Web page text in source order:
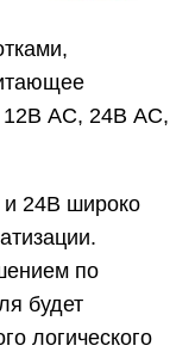
12В АС, 24В АС,
и 24В широко
по
будет
логического